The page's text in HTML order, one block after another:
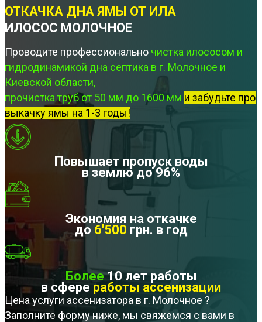
ОТКАЧКА ДНА ЯМЫ ОТ ИЛА
ИЛОСОС МОЛОЧНОЕ
Проводите профессионально чистка илососом и
гидродинамикой дна септика в г. Молочное и
Киевской области,
прочистка труб от 50 мм до 1600 мм и забудьте про
выкачку ямы на 1-3 годы!
Повышает пропуск воды
в землю до 96%
Экономия на откачке
до 6'500 грн. в год
Более10 лет работы
в сфере работы ассенизации
Цена услуги ассенизатора в г. Молочное ?
Заполните форму ниже, мы свяжемся с вами в